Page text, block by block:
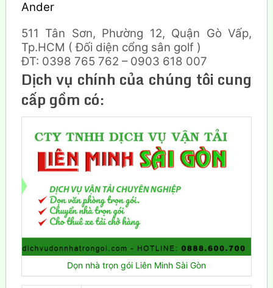
Ander
511 Tân Sơn, Phường 12, Quận Gò Vấp,
Tp.HCM ( Đối diện cổng sân golf )
ĐT: 0398 765 762 – 0903 618 007
Dịch vụ chính của chúng tôi cung
cấp gồm có:
Dọn nhà trọn gói Liên Minh Sài Gòn